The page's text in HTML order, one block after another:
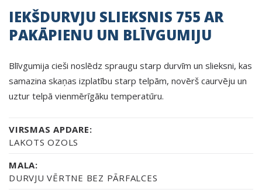
IEKŠDURVJU SLIEKSNIS 755 AR
PAKĀPIENU UN BLĪVGUMIJU
Blīvgumija cieši noslēdz spraugu starp durvīm un slieksni, kas
samazina skaņas izplatību starp telpām, novērš caurvēju un
uztur telpā vienmērīgāku temperatūru.
VIRSMAS APDARE:
LAKOTS OZOLS
MALA:
DURVJU VĒRTNE BEZ PĀRFALCES